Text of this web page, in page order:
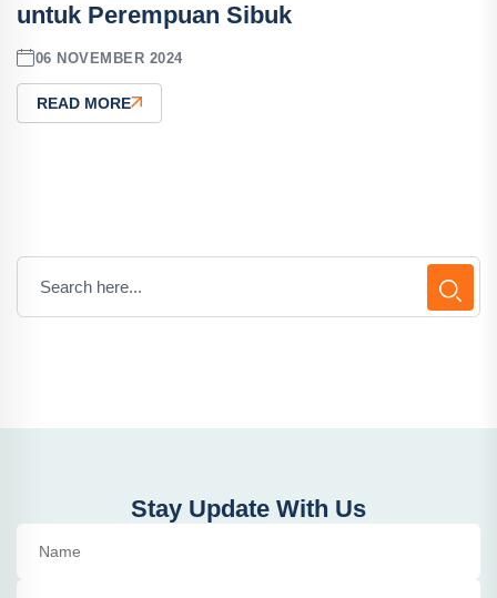
untuk Perempuan Sibuk
06 NOVEMBER 2024
READ MORE
Stay Update With Us